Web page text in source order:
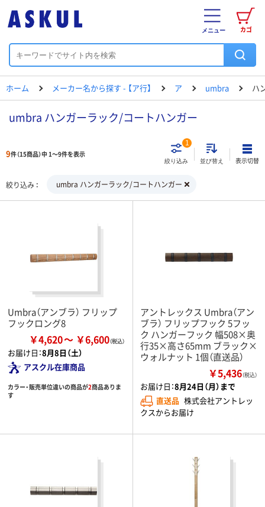
カゴ
メニュー
ホーム メーカー名から探す - 【ア行】 ア umbra ハ
umbra ハンガーラック/コートハンガー
9件（15商品）中 1～9件を表示
絞り込み
1
並び替え 表示切替
絞り込み umbra ハンガーラック/コートハンガー
Umbra（アンブラ） フリップ
フックロング8
￥4,620 ￥6,600
お届け日：8月8日（土）
アスクル在庫商品
カラー・販売単位違いの商品が2商品ありま
す
アントレックス Umbra（アン
ブラ） フリップフック 5フッ
ク ハンガーフック 幅508×奥
行35×高さ65mm ブラック×
ウォルナット 1個（直送品）
￥5,436（税込）
お届け日：8月24日（月）まで
直送品 株式会社アントレッ
クスからお届け